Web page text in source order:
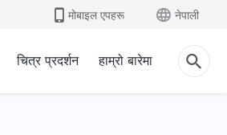
मोबाइल एपहरू नेपाली
चित्र प्रदर्शन हाम्रो बारेमा
Christian Choir Song | हामी